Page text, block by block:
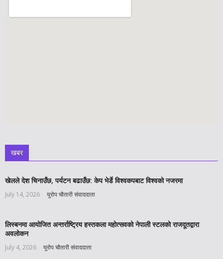
खबर
खेलले देश चिनाउँछ, पर्यटन बढाउँछ: केप भेर्डे विश्वकपबाट विश्वको नजरमा
July 14, 2026 युरोप चौतारी संवाददाता
लिस्बनमा आयोजित अन्तर्राष्ट्रिय हस्तकला महोत्सवको नेपाली स्टलको राजदूतद्वारा
अवलोकन
July 4, 2026 युरोप चौतारी संवाददाता